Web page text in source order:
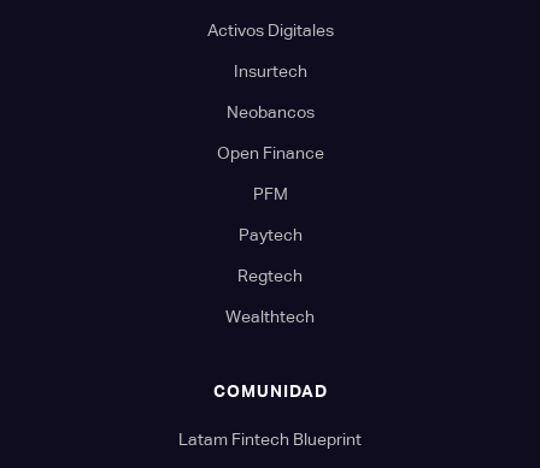
Activos Digitales
Insurtech
Neobancos
Open Finance
PFM
Paytech
Regtech
Wealthtech
COMUNIDAD
Latam Fintech Blueprint